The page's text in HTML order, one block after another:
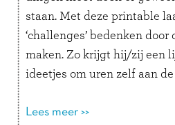
Wie kan het langst lachen?
‘halloooooooo’
staan. Met deze printable
‘challenges’ bedenken
maken. Zo krijgt hij/zij een
ideetjes om uren zelf aan
Lees meer >>